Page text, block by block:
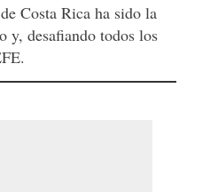
Costa Rica ha sido la
y, desafiando todos los